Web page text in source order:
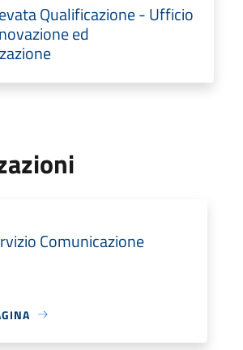
Qualificazione - Ufficio
ed
Comunicazione